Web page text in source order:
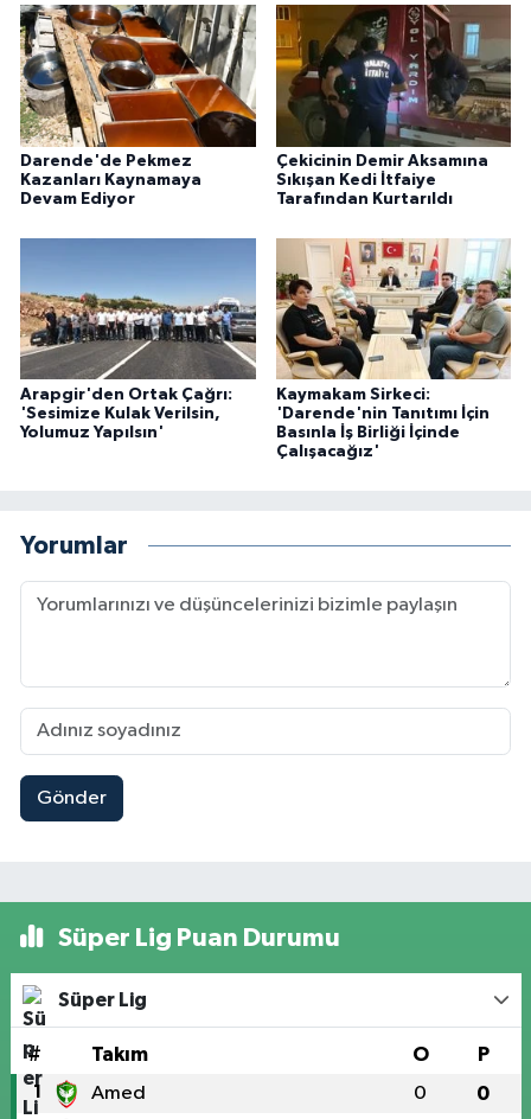
Darende'de Pekmez
Kazanları Kaynamaya
Devam Ediyor
Çekicinin Demir Aksamına
Sıkışan Kedi İtfaiye
Tarafından Kurtarıldı
Arapgir'den Ortak Çağrı:
'Sesimize Kulak Verilsin,
Yolumuz Yapılsın'
Kaymakam Sirkeci:
'Darende'nin Tanıtımı İçin
Basınla İş Birliği İçinde
Çalışacağız'
Yorumlar
Gönder
Süper Lig Puan Durumu
Süper Lig
# Takım O P
1 Amed 0 0